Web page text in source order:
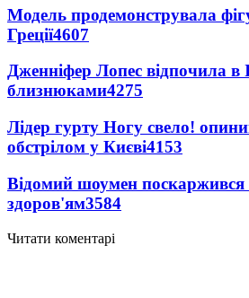
Модель продемонструвала
Греції4607
Дженніфер Лопес відпочила в
близнюками4275
Лідер гурту Ногу свело!
обстрілом у Києві4153
Відомий шоумен поскаржився
здоров'ям3584
Читати коментарі